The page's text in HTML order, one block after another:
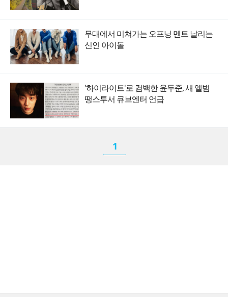
무대에서 미쳐가는 오프닝 멘트 날리는
신인 아이돌
'하이라이트'로 컴백한 윤두준, 새 앨범
땡스투서 큐브엔터 언급
1